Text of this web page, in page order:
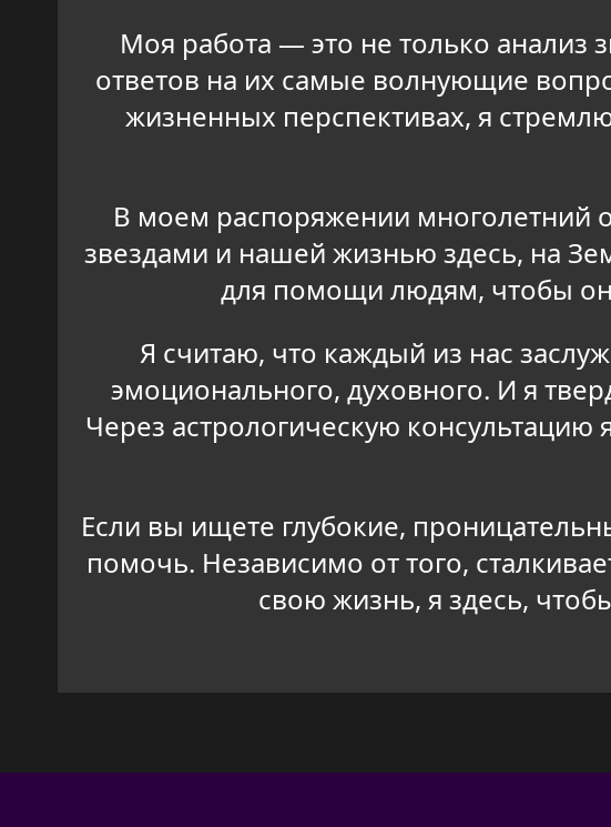
Моя работа — это не только анализ
ответов на их самые волнующие
жизненных перспективах, я
В моем распоряжении многолетний
звездами и нашей жизнью здесь, на
для помощи людям, чтобы
Я считаю, что каждый из нас
эмоционального, духовного. И я
Через астрологическую
Если вы ищете глубокие,
помочь. Независимо от того,
свою жизнь, я здесь,